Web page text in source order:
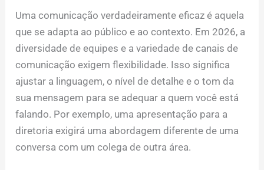
Uma comunicação verdadeiramente eficaz é aquela
que se adapta ao público e ao contexto. Em 2026, a
diversidade de equipes e a variedade de canais de
comunicação exigem flexibilidade. Isso significa
ajustar a linguagem, o nível de detalhe e o tom da
sua mensagem para se adequar a quem você está
falando. Por exemplo, uma apresentação para a
diretoria exigirá uma abordagem diferente de uma
conversa com um colega de outra área.